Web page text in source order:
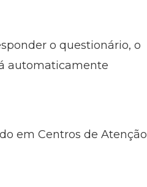
o questionário, o
automaticamente
em Centros de Atenção